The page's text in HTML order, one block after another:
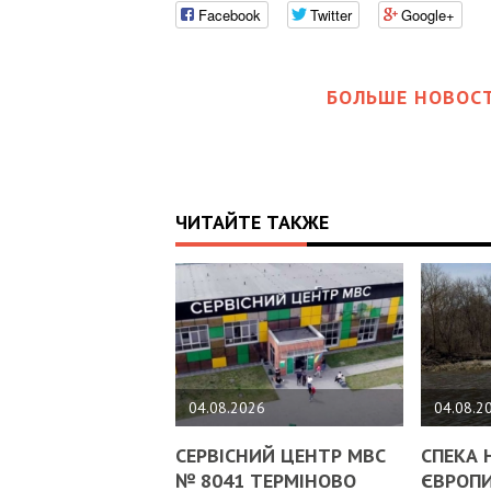
Facebook Twitter Google+
БОЛЬШЕ
ЧИТАЙТЕ ТАКЖЕ
04.08.2026
СЕРВІСНИЙ ЦЕНТР МВС
№ 8041 ТЕРМІНОВО
СПЕКА